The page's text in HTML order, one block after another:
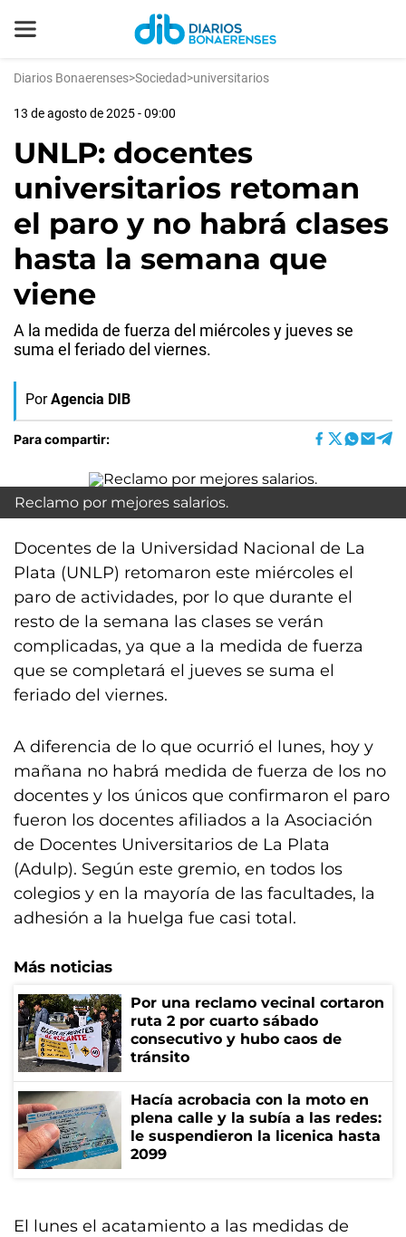
Diarios Bonaerenses>Sociedad>universitarios
13 de agosto de 2025 - 09:00
UNLP: docentes
universitarios retoman
el paro y no habrá clases
hasta la semana que
viene
A la medida de fuerza del miércoles y jueves se
suma el feriado del viernes.
Por Agencia DIB
Para compartir:
Reclamo por mejores salarios.
Docentes de la Universidad Nacional de La
Plata (UNLP) retomaron este miércoles el
paro de actividades, por lo que durante el
resto de la semana las clases se verán
complicadas, ya que a la medida de fuerza
que se completará el jueves se suma el
feriado del viernes.
A diferencia de lo que ocurrió el lunes, hoy y
mañana no habrá medida de fuerza de los no
docentes y los únicos que confirmaron el paro
fueron los docentes afiliados a la Asociación
de Docentes Universitarios de La Plata
(Adulp). Según este gremio, en todos los
colegios y en la mayoría de las facultades, la
adhesión a la huelga fue casi total.
Más noticias
Por una reclamo vecinal cortaron
ruta 2 por cuarto sábado
consecutivo y hubo caos de
tránsito
Hacía acrobacia con la moto en
plena calle y la subía a las redes:
le suspendieron la licenica hasta
2099
El lunes el acatamiento a las medidas de